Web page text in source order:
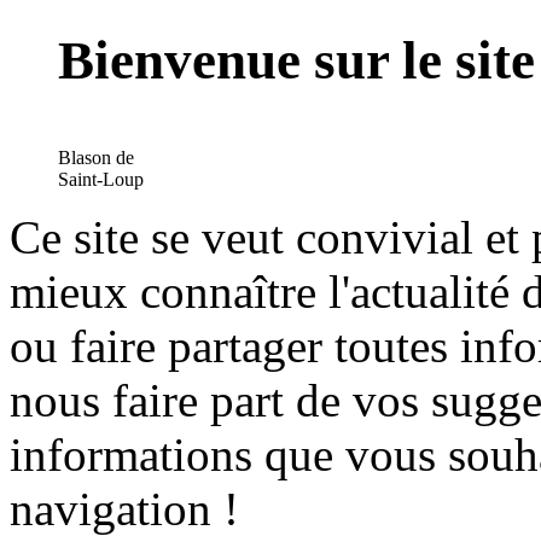
Bienvenue sur le
Blason de
Saint-Loup
Ce site se veut convivial et
mieux connaître l'actualité
ou faire partager toutes
nous faire part de vos
informations que vous
navigation !